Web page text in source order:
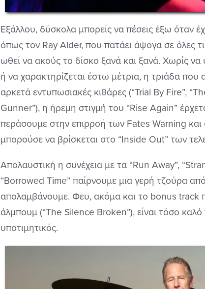
Εξάλλου, δύσκολα μπορείς να πέσεις έξω όταν
όπως τον Ray Alder, που πατάει άψογα σε όλες
ωθεί να ακούς το δίσκο ξανά και ξανά. Χωρίς
ή να χαρακτηρίζεται έστω μέτρια, η τριάδα που
αρκετά εντυπωσιακές κιθάρες (“Trial By Fire”,
Gunner”), η ήρεμη στιγμή του “Rise Again”
περάσουμε στην επιρροή των Fates Warning
μπορούσε να βρίσκεται στο “Inside Out” των
Απολαυστική η συνέχεια με τα “Run Away”,
“Borrowed Time” παίρνουμε μια γερή τζούρα
απολαμβάνουμε. Φευ, ακόμα και το bonus track
άλμπουμ (“The Silence Broken”), είναι τόσο
υποτιμητικός.